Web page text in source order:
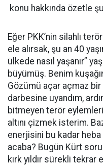
konu hakkında özetle
Eğer PKK’nin silahlı
ele alırsak, şu an 40
ülkede nasıl yaşanır”
büyümüş. Benim
Gözümü açar açmaz bir
darbesine uyandım,
bitmeyen terör
altını çizmek isterim.
enerjisini bu kadar heba
acaba? Bugün Kürt
kırk yıldır sürekli tekrar